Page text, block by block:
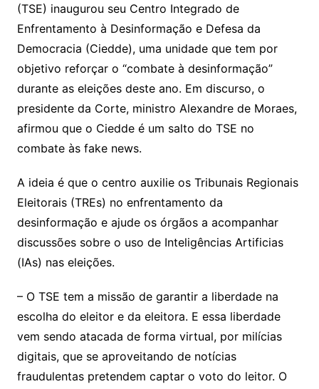
(TSE) inaugurou seu Centro Integrado de
Enfrentamento à Desinformação e Defesa da
Democracia (Ciedde), uma unidade que tem por
objetivo reforçar o “combate à desinformação”
durante as eleições deste ano. Em discurso, o
presidente da Corte, ministro Alexandre de Moraes,
afirmou que o Ciedde é um salto do TSE no
combate às fake news.
A ideia é que o centro auxilie os Tribunais Regionais
Eleitorais (TREs) no enfrentamento da
desinformação e ajude os órgãos a acompanhar
discussões sobre o uso de Inteligências Artificias
(IAs) nas eleições.
– O TSE tem a missão de garantir a liberdade na
escolha do eleitor e da eleitora. E essa liberdade
vem sendo atacada de forma virtual, por milícias
digitais, que se aproveitando de notícias
fraudulentas pretendem captar o voto do leitor. O